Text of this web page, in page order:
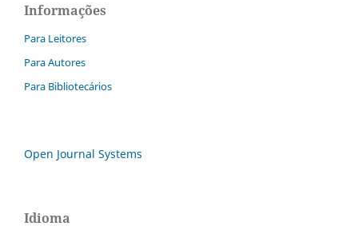
Informações
Para Leitores
Para Autores
Para Bibliotecários
Open Journal Systems
Idioma